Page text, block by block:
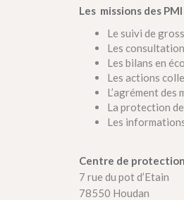
Les missions des PMI
Le suivi de
Les
Les bilans en
Les actions
L’agrément des
La protection de
Les
Centre de
7 rue du pot d’Etain
78550 Houdan